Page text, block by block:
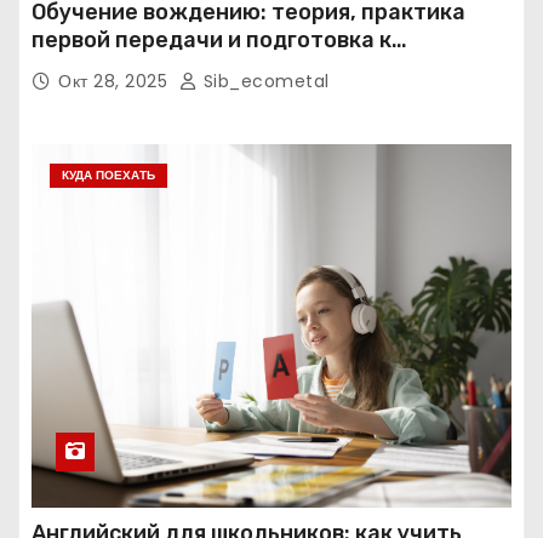
Обучение вождению: теория, практика
первой передачи и подготовка к
экзаменам
Окт 28, 2025 Sib_ecometal
КУДА ПОЕХАТЬ